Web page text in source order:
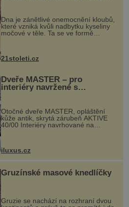
mohl pomoci s léčbou
„nemoci králů“
Dna je zánětlivé onemocnění kloubů,
které vzniká kvůli nadbytku kyseliny
močové v těle. Ta se ve formě
nohou, a způsobuje bole...
21stoleti.cz
Dveře MASTER – pro
interiéry navržené s
rozumem i vášní!
Otočné dveře MASTER, opláštění
kůže antik, skrytá zárubeň AKTIVE
40/00 Interiéry navrhované na
zakázku často vyžadují atypické
rozměry nejen nábytku, ale i
dnes umož...
iluxus.cz
Gruzínské masové knedlíčky
Gruzie se nachází na rozhraní dvou